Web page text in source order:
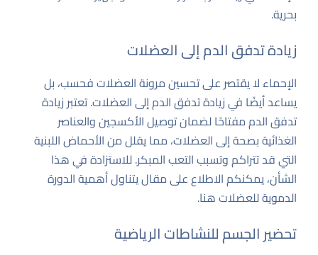
بحرية.
زيادة تدفق الدم إلى العضلات
الإحماء لا يقتصر على تحسين مرونة العضلات فحسب، بل
يساعد أيضًا في زيادة تدفق الدم إلى العضلات. تعتبر زيادة
تدفق الدم مفتاحًا لضمان توصيل الأكسجين والعناصر
الغذائية بصحة إلى العضلات، مما يقلل من الأحماض اللبنية
التي قد تتراكم وتسبب التعب المبكر. للاستزادة في هذا
الشأن، يمكنكم الاطلاع على مقال يتناول أهمية الدورة
الدموية للعضلاتهنا.
تحضير الجسم للنشاطات الرياضية